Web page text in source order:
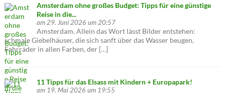
Amsterdam ohne großes Budget: Tipps für eine günstige
Reise in die...
am 29. Juni 2026 um 20:57
Amsterdam. Allein das Wort lässt Bilder entstehen:
schmale Giebelhäuser, die sich sanft über das Wasser beugen,
Fahrräder in allen Farben, der […]
11 Tipps für das Elsass mit Kindern + Europapark!
am 19. Mai 2026 um 19:55